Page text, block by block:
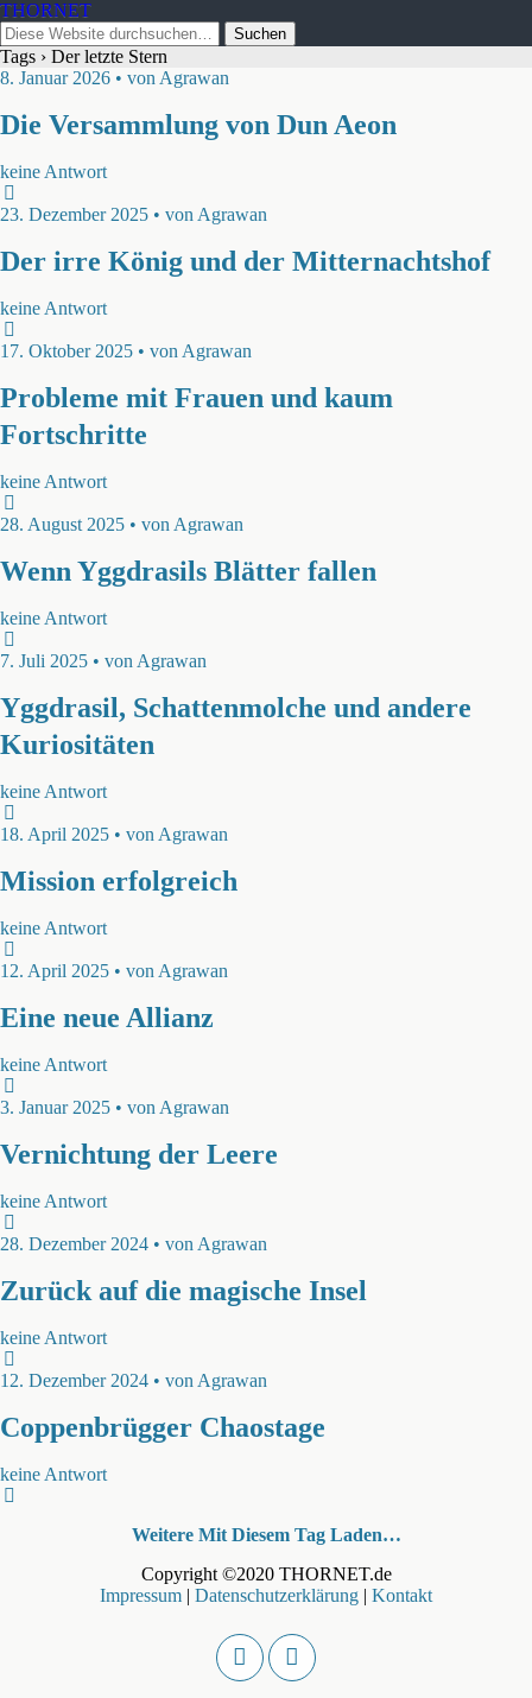
THORNET
Tags › Der letzte Stern
8. Januar 2026 • von Agrawan
Die Versammlung von Dun Aeon
keine Antwort
23. Dezember 2025 • von Agrawan
Der irre König und der Mitternachtshof
keine Antwort
17. Oktober 2025 • von Agrawan
Probleme mit Frauen und kaum
Fortschritte
keine Antwort
28. August 2025 • von Agrawan
Wenn Yggdrasils Blätter fallen
keine Antwort
7. Juli 2025 • von Agrawan
Yggdrasil, Schattenmolche und andere
Kuriositäten
keine Antwort
18. April 2025 • von Agrawan
Mission erfolgreich
keine Antwort
12. April 2025 • von Agrawan
Eine neue Allianz
keine Antwort
3. Januar 2025 • von Agrawan
Vernichtung der Leere
keine Antwort
28. Dezember 2024 • von Agrawan
Zurück auf die magische Insel
keine Antwort
12. Dezember 2024 • von Agrawan
Coppenbrügger Chaostage
keine Antwort
Weitere Mit Diesem Tag Laden…
Copyright ©2020 THORNET.de
Impressum | Datenschutzerklärung | Kontakt